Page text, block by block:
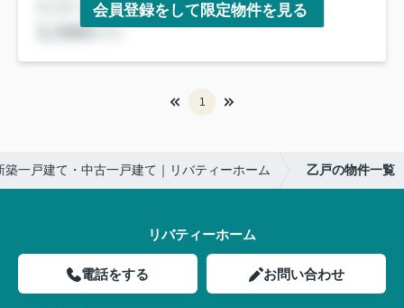
会員登録をして限定物件を見る
1
築一戸建て・中古一戸建て｜リバティーホーム 乙戸の物件一覧
リバティーホーム
電話をする お問い合わせ